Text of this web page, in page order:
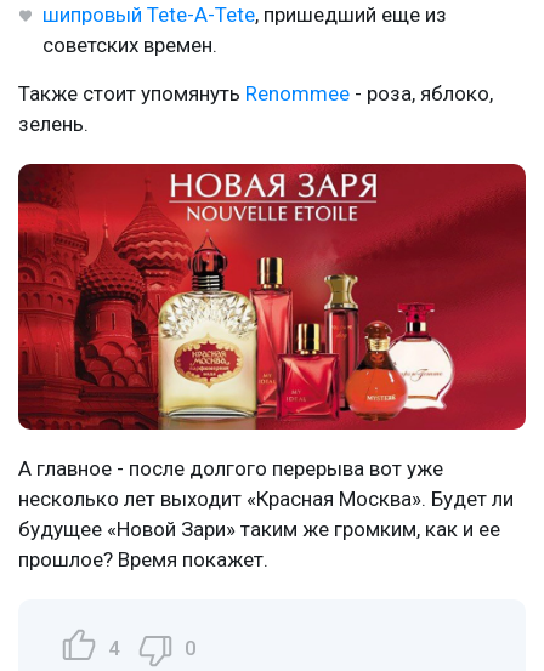
шипровый Tete-A-Tete, пришедший еще из
советских времен.
Также стоит упомянуть Renommee - роза, яблоко,
зелень.
А главное - после долгого перерыва вот уже
несколько лет выходит «Красная Москва». Будет ли
будущее «Новой Зари» таким же громким, как и ее
прошлое? Время покажет.
4 0